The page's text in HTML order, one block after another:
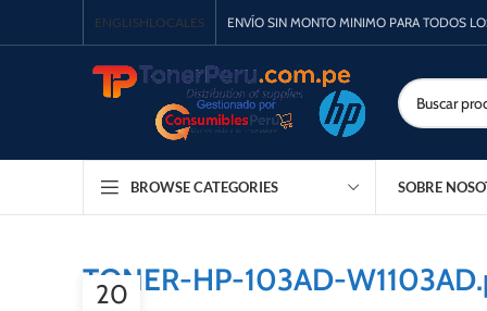
ENGLISHLOCALES ENVÍO SIN MONTO MINIMO PARA TODOS
BROWSE CATEGORIES SOBRE
TONER-HP-103AD-
20